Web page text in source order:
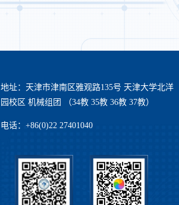
地址：天津市津南区雅观路135号 天津大学北洋
园校区 机械组团 （34教 35教 36教 37教）
电话：+86(0)22 27401040